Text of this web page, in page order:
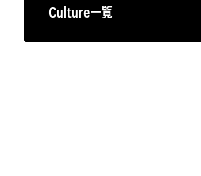
Culture一覧